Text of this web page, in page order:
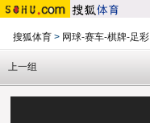
搜狐体育 > 网球-赛车-棋牌-足彩
上一组